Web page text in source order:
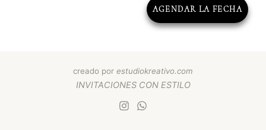
AGENDAR LA FECHA
creado por estudiokreativo.com
INVITACIONES CONESTILO